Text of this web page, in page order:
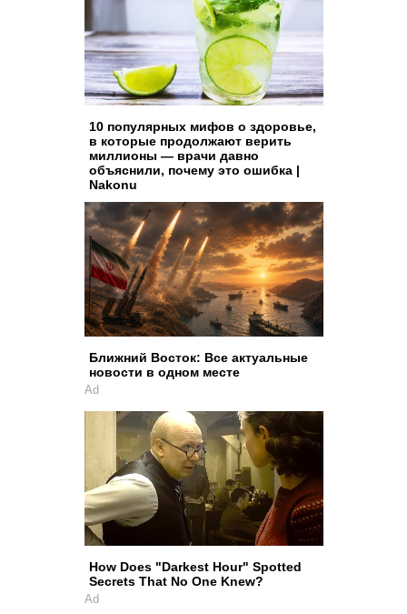
10 популярных мифов о здоровье,
в которые продолжают верить
миллионы — врачи давно
объяснили, почему это ошибка |
Nakonu
Ближний Восток: Все актуальные
новости в одном месте
Ad
How Does "Darkest Hour" Spotted
Secrets That No One Knew?
Ad